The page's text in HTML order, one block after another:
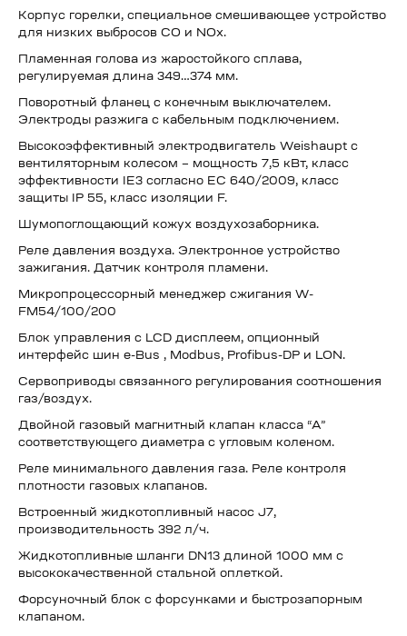
Корпус горелки, специальное смешивающее устройство
для низких выбросов CO и NOx.
Пламенная голова из жаростойкого сплава,
регулируемая длина 349…374 мм.
Поворотный фланец с конечным выключателем.
Электроды разжига с кабельным подключением.
Высокоэффективный электродвигатель Weishaupt с
вентиляторным колесом – мощность 7,5 кВт, класс
эффективности IE3 согласно ЕС 640/2009, класс
защиты IP 55, класс изоляции F.
Шумопоглощающий кожух воздухозаборника.
Реле давления воздуха. Электронное устройство
зажигания. Датчик контроля пламени.
Микропроцессорный менеджер сжигания W-
FM54/100/200
Блок управления с LCD дисплеем, опционный
интерфейс шин e-Bus , Modbus, Profibus-DP и LON.
Сервоприводы связанного регулирования соотношения
газ/воздух.
Двойной газовый магнитный клапан класса “А”
соответствующего диаметра с угловым коленом.
Реле минимального давления газа. Реле контроля
плотности газовых клапанов.
Встроенный жидкотопливный насос J7,
производительность 392 л/ч.
Жидкотопливные шланги DN13 длиной 1000 мм с
высококачественной стальной оплеткой.
Форсуночный блок с форсунками и быстрозапорным
клапаном.